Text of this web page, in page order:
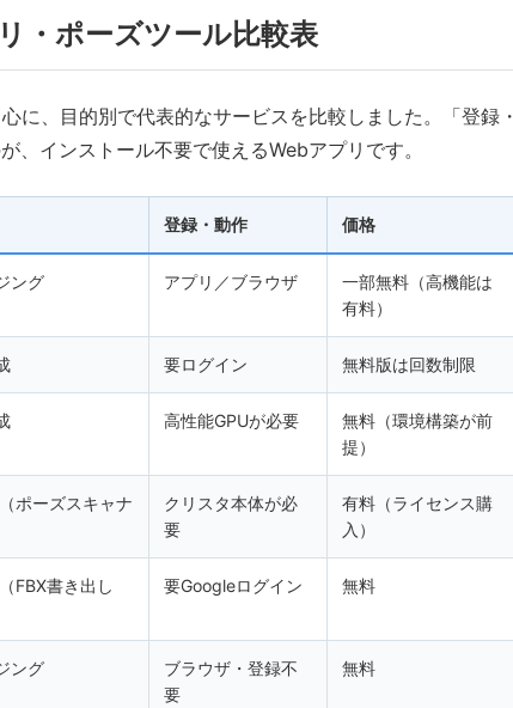
・ポーズツール比較表
に、目的別で代表的なサービスを比較しました。「登録・
、インストール不要で使えるWebアプリです。
登録・動作 価格
ング アプリ／ブラウザ
一部無料（高機能は
有料）
要ログイン 無料版は回数制限
高性能GPUが必要
無料（環境構築が前
提）
ポーズスキャナ
クリスタ本体が必
要
有料（ライセンス購
入）
FBX書き出し
要Googleログイン 無料
ング
ブラウザ・登録不
要
無料